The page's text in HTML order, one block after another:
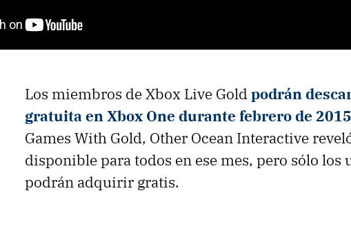
Los miembros de Xbox Live Gold podrán
gratuita en Xbox One durante febrero de 2015
Games With Gold, Other Ocean Interactive
disponible para todos en ese mes, pero sólo los
podrán adquirir gratis.